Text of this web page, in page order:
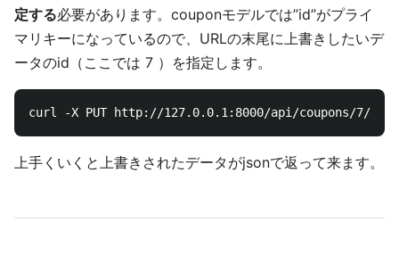
定する必要があります。couponモデルでは”id”がプライ
マリキーになっているので、URLの末尾に上書きしたいデ
ータのid（ここでは 7 ）を指定します。
上手くいくと上書きされたデータがjsonで返って来ます。